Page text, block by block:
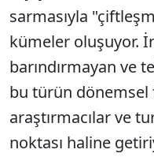
sarmasıyla
kümeler oluşuyor.
barındırmayan ve
bu türün dönemsel
araştırmacılar ve
noktası haline